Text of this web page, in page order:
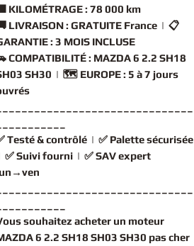
KILOMÉTRAGE : 78 000 km
LIVRAISON : GRATUITE France | 📋
: 3 MOIS INCLUSE
COMPATIBILITÉ : MAZDA 6 2.2 SH18
SH30 | 🗺️ EUROPE : 5 à 7 jours
Testé & contrôlé | ✅ Palette sécurisée
✅Suivi fourni | ✅SAV expert
souhaitez acheter un moteur
6 2.2 SH18 SH03 SH30 pas cher